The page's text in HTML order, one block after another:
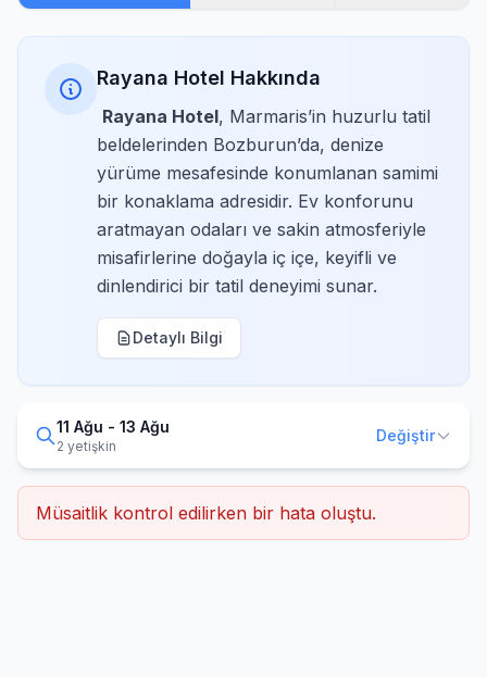
Rayana Hotel Hakkında
Rayana Hotel, Marmaris’in huzurlu tatil
beldelerinden Bozburun’da, denize
yürüme mesafesinde konumlanan samimi
bir konaklama adresidir. Ev konforunu
aratmayan odaları ve sakin atmosferiyle
misafirlerine doğayla iç içe, keyifli ve
dinlendirici bir tatil deneyimi sunar.
Detaylı Bilgi
11 Ağu - 13 Ağu
2 yetişkin
Değiştir
Müsaitlik kontrol edilirken bir hata oluştu.